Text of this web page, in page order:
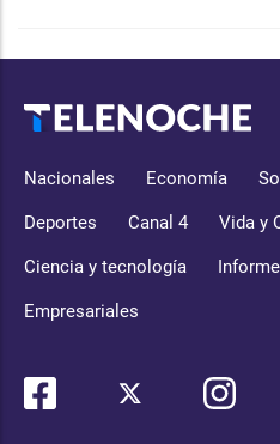
Nacionales Economía
Deportes Canal 4 Vida y
Ciencia y tecnología
Empresariales